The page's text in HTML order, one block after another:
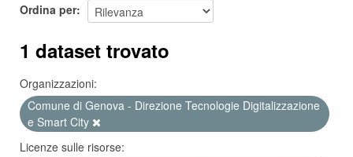
Ordina per
1 dataset trovato
Organizzazioni:
Comune di Genova - Direzione Tecnologie Digitalizzazione
e Smart City
Licenze sulle risorse: